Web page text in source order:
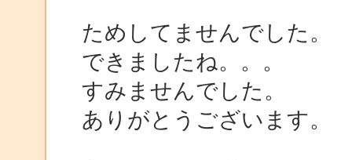
ためしてませんでした。
できましたね。。。
すみませんでした。
ありがとうございます。